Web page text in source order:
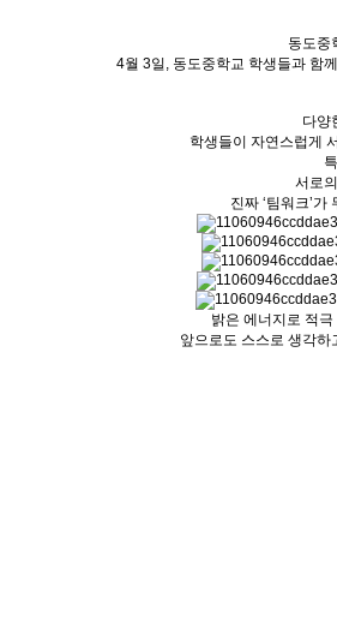
동도중
4월 3일, 동도중학교 학생들과 함
다양
학생들이 자연스럽게
서로
진짜 ‘팀워크’
밝은 에너지로 적
앞으로도 스스로 생각